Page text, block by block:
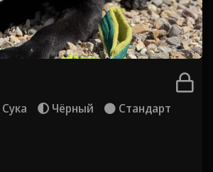
Сука Чёрный
Стандарт